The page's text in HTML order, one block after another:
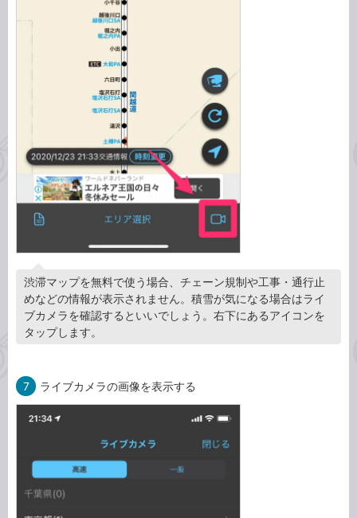
渋滞マップを無料で使う場合、チェーン規制や工事・通行止
めなどの情報が表示されません。積雪が気になる場合はライ
ブカメラを確認するといいでしょう。右下にあるアイコンを
タップします。
7 ライブカメラの画像を表示する